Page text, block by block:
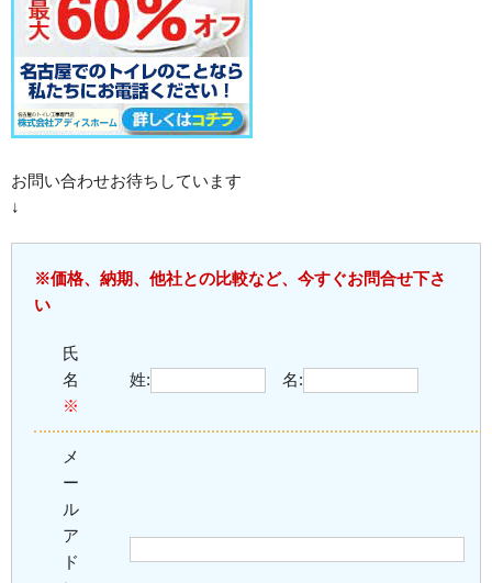
お問い合わせお待ちしています
↓
※価格、納期、他社との比較など、今すぐお問合せ下さ
い
氏
名
※
姓: 名:
メ
ー
ル
ア
ド